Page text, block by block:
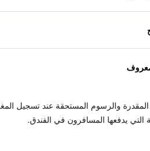
معروف
والرسوم المستحقة عند تسجيل
التي يدفعها المسافرون في الفندق.